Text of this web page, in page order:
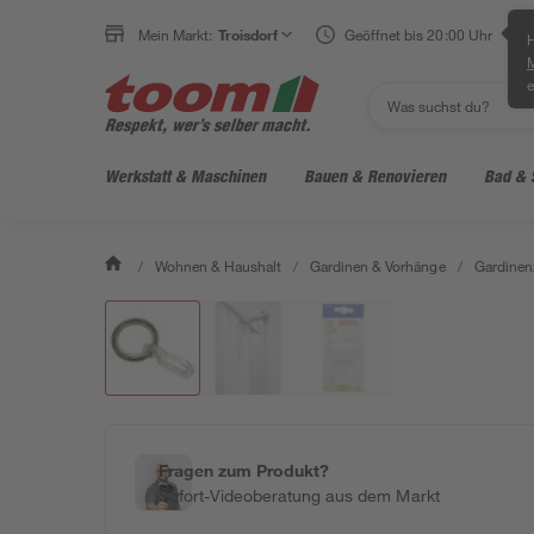
Mein Markt: Troisdorf Geöffnet bis 20:00 Uhr
Werkstatt & Maschinen Bauen & Renovieren Bad &
/ Wohnen & Haushalt / Gardinen & Vorhänge /
Fragen zum Produkt?
Sofort-Videoberatung aus dem Markt